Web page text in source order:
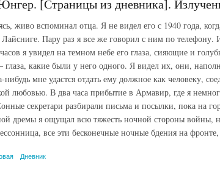
[Страницы из дневника].
живо вспоминал отца. Я не видел его с 1940 года,
Пару раз я все же говорил с ним по телефону.
я увидел на темном небе его глаза, сияющие и
какие были у него одного. Я видел их, они,
нибудь мне удастся отдать ему должное как человеку,
любовью. В два часа прибытие в Армавир, где я
секретари разбирали письма и посылки, пока на
дремы я ощущал всю тяжесть ночной стороны войны,
все эти бесконечные ночные бдения на
Дневник